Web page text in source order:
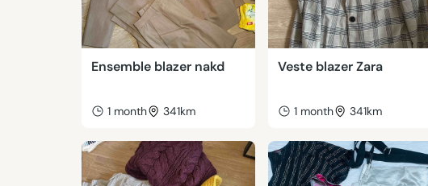
Ensemble blazer nakd
1 month 341km
Veste blazer Zara
1 month 341km